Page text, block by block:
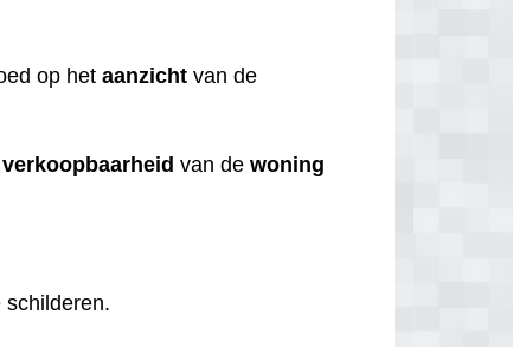
op hetaanzicht van de
verkoopbaarheid van dewoning
schilderen.